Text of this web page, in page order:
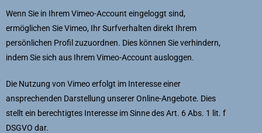
Wenn Sie in Ihrem Vimeo-Account eingeloggt sind,
ermöglichen Sie Vimeo, Ihr Surfverhalten direkt Ihrem
persönlichen Profil zuzuordnen. Dies können Sie verhindern,
indem Sie sich aus Ihrem Vimeo-Account ausloggen.
Die Nutzung von Vimeo erfolgt im Interesse einer
ansprechenden Darstellung unserer Online-Angebote. Dies
stellt ein berechtigtes Interesse im Sinne des Art. 6 Abs. 1 lit. f
DSGVO dar.